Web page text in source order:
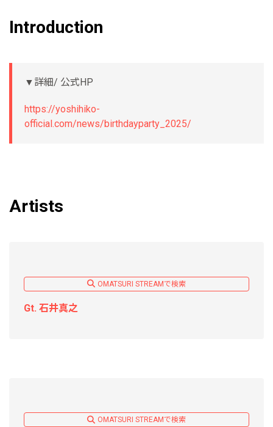
Introduction
▼詳細/ 公式HP
https://yoshihiko-
official.com/news/birthdayparty_2025/
Artists
OMATSURI STREAMで検索
Gt. 石井真之
OMATSURI STREAMで検索